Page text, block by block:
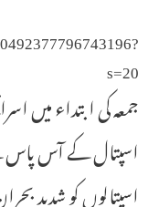
s=20
جمعہ کی ابتداء میں
اسپتال کے آس پاس
اسپتالوں کو شدید